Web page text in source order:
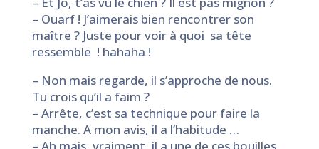
– Ouarf ! J’aimerais bien rencontrer son
maître ? Juste pour voir à quoi sa tête
ressemble ! hahaha !
– Non mais regarde, il s’approche de nous.
Tu crois qu’il a faim ?
– Arrête, c’est sa technique pour faire la
manche. A mon avis, il a l’habitude …
– Ah mais, vraiment, il a une de ces bouilles,